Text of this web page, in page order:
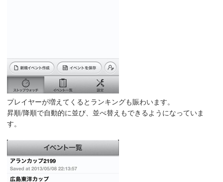
プレイヤーが増えてくるとランキングも賑わいます。
昇順/降順で自動的に並び、並べ替えもできるようになっていま
す。